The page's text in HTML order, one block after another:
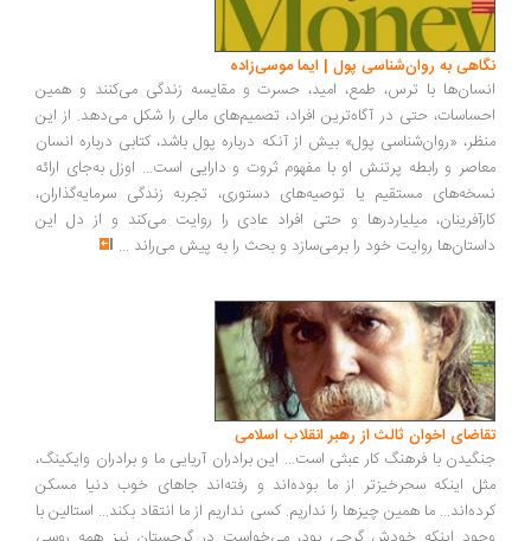
به روان‌شناسی پول | ایما موسی‌زاده
با ترس، طمع، امید، حسرت و مقایسه زندگی می‌کنند و همین
حتی در آگاه‌ترین افراد، تصمیم‌های مالی را شکل می‌دهد. از این
«روان‌شناسی پول» بیش از آنکه درباره پول باشد، کتابی درباره انسان
و رابطه پرتنش او با مفهوم ثروت و دارایی است... اوزل به‌جای ارائه
مستقیم یا توصیه‌های دستوری، تجربه زندگی سرمایه‌گذاران،
میلیاردرها و حتی افراد عادی را روایت می‌کند و از دل این
روایت خود را برمی‌سازد و بحث را به پیش می‌راند ...
اخوان ثالث از رهبر انقلاب اسلامی
با فرهنگ کار عبثی است... این برادران آریایی ما و برادران وایکینگ،
اینکه سحرخیزتر از ما بوده‌اند و رفته‌اند جاهای خوب دنیا مسکن
ما همین چیزها را نداریم. کسی نداریم از ما انتقاد بکند... استالین با